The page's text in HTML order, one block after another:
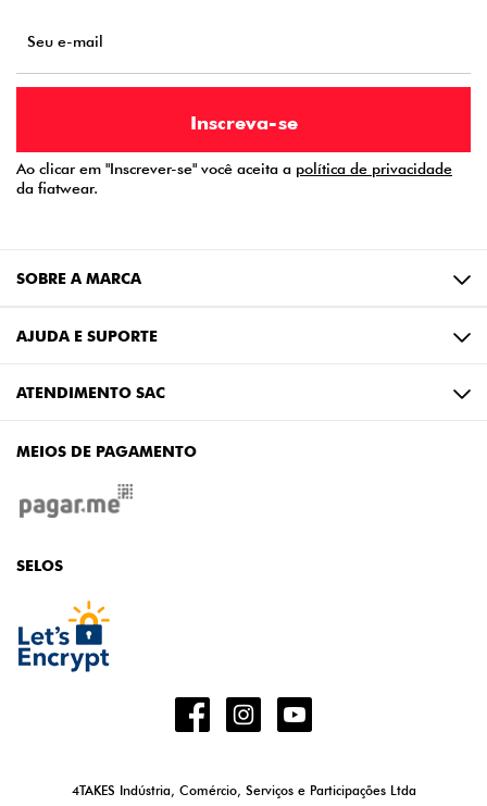
Ao clicar em "Inscrever-se" você aceita a política de privacidade
da fiatwear.
SOBRE A MARCA
AJUDA E SUPORTE
ATENDIMENTO SAC
MEIOS DE PAGAMENTO
SELOS
4TAKES Indústria, Comércio, Serviços e Participações Ltda